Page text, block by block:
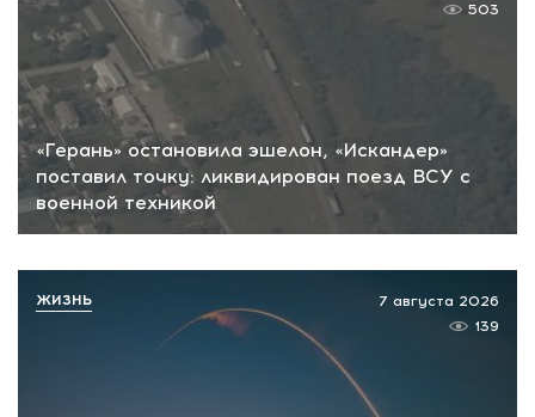
«Герань» остановила эшелон, «Искандер»
поставил точку: ликвидирован поезд ВСУ с
военной техникой
503
7 августа 2026
139
ЖИЗНЬ